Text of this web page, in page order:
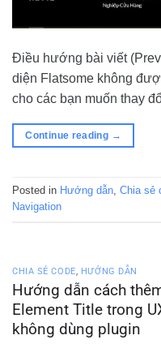
Điều hướng bài viết
diện Flatsome không
cho các bạn muốn thay
Continue reading →
Posted in Hướng dẫn, Chia sẻ
Navigation
CHIA SẺ CODE, HƯỚNG DẪN
Hướng dẫn cách
Element Title trong
không dùng plugin